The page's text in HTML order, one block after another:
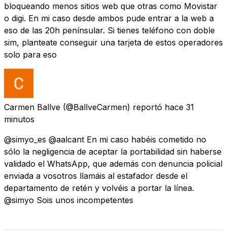
bloqueando menos sitios web que otras como Movistar
o digi. En mi caso desde ambos pude entrar a la web a
eso de las 20h penínsular. Si tienes teléfono con doble
sim, planteate conseguir una tarjeta de estos operadores
solo para eso
Carmen Ballve (@BallveCarmen) reportó hace 31
minutos
@simyo_es @aalcant En mi caso habéis cometido no
sólo la negligencia de aceptar la portabilidad sin haberse
validado el WhatsApp, que además con denuncia policial
enviada a vosotros llamáis al estafador desde el
departamento de retén y volvéis a portar la línea.
@simyo Sois unos incompetentes